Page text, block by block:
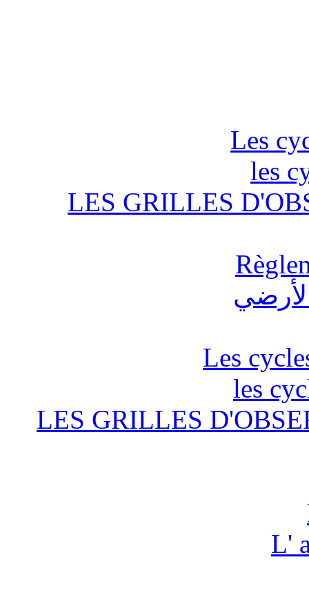
Les
les
LES GRILLES
Les
les
LES GRILLES
L'